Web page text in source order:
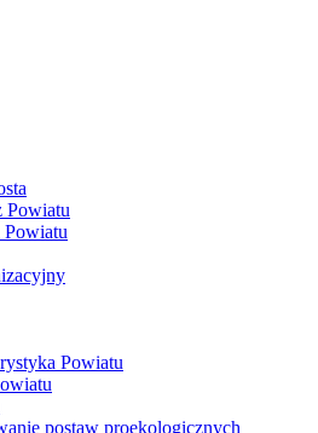
Powiatu
Powiatu
Powiatu
postaw proekologicznych